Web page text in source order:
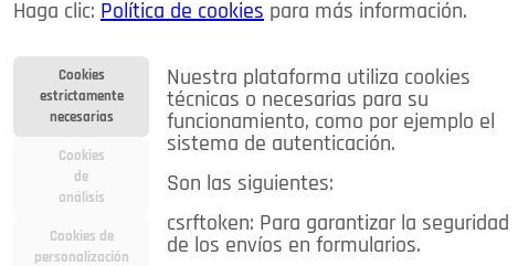
Haga clic: Política de cookies para más información.
Cookies
estrictamente
necesarias
Cookies
de
análisis
Cookies de
personalización
Nuestra plataforma utiliza cookies
técnicas o necesarias para su
funcionamiento, como por ejemplo el
sistema de autenticación.
Son las siguientes:
csrftoken: Para garantizar la seguridad
de los envíos en formularios.